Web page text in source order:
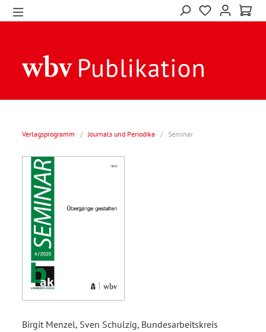
Verlagsprogramm / Journals und Periodika / Seminar
Birgit Menzel, Sven Schulzig, Bundesarbeitskreis